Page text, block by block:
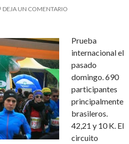
DEJA UN COMENTARIO
Prueba
internacional el
pasado
domingo. 690
participantes
principalmente
brasileros.
42,21 y 10 K. El
circuito